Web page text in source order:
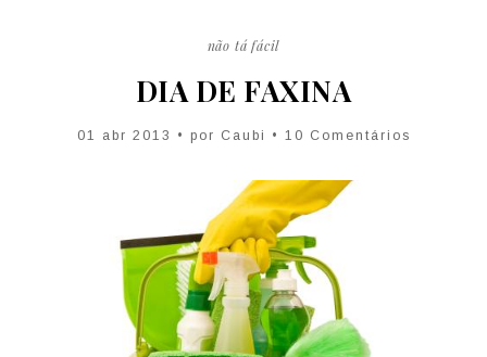
não tá fácil
DIA DE FAXINA
01 abr 2013 • por Caubi • 10 Comentários